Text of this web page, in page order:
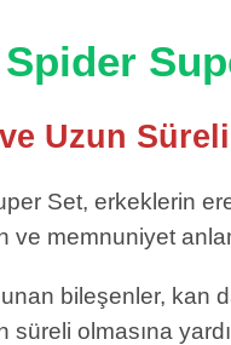
Uzun
Set, erkeklerin
ve memnuniyet
bileşenler, kan
olmasına